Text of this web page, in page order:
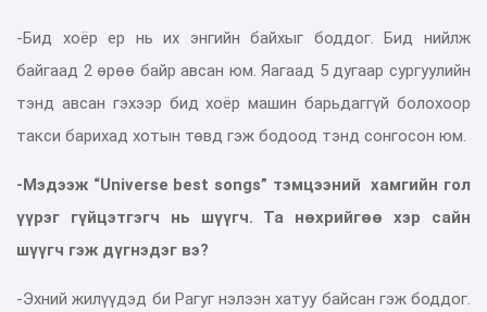
-Бид хоёр ер нь их энгийн байхыг боддог. Бид нийлж
байгаад 2 өрөө байр авсан юм. Яагаад 5 дугаар сургуулийн
тэнд авсан гэхээр бид хоёр машин барьдаггүй болохоор
такси барихад хотын төвд гэж бодоод тэнд сонгосон юм.
-Мэдээж “Universe best songs” тэмцээний хамгийн гол
үүрэг гүйцэтгэгч нь шүүгч. Та нөхрийгөө хэр сайн
шүүгч гэж дүгнэдэг вэ?
-Эхний жилүүдэд би Рагуг нэлээн хатуу байсан гэж боддог.